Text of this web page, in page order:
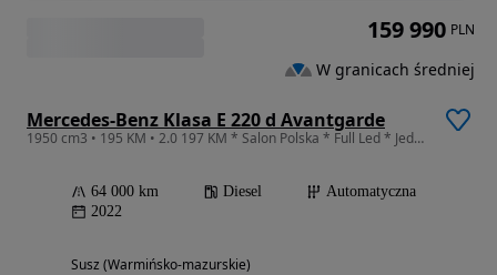
Mercedes-Benz Klasa E 220 d Avantgarde
1950 cm3 • 195 KM • 2.0 197 KM * Salon Polska * Full Led * Jeden WŁ.* Hak * Navi *
64 000 km Diesel
Automatyczna
2022
Susz (Warmińsko-mazurskie)
159 990 PLN
W granicach średniej